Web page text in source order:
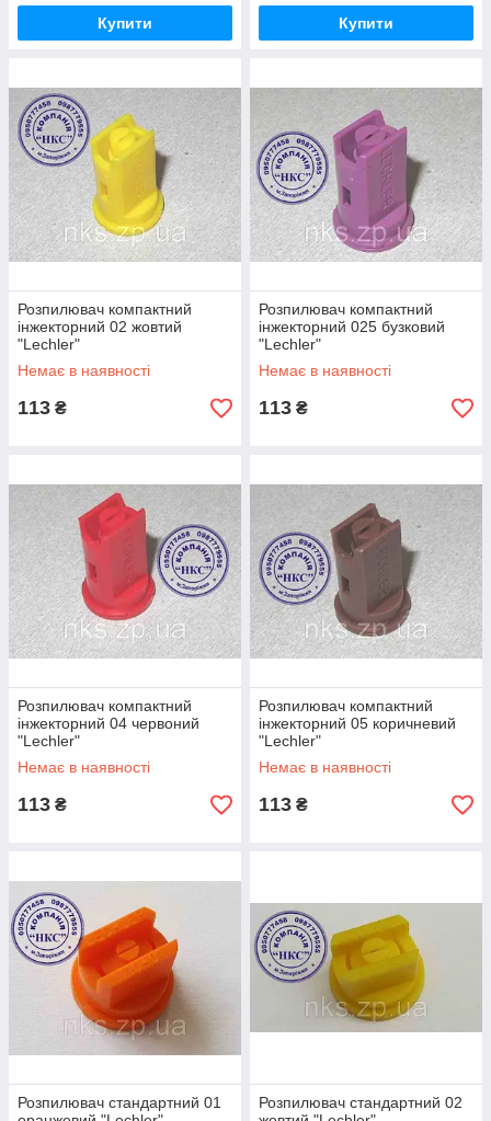
Купити Купити
Розпилювач компактний
інжекторний 02 жовтий
"Lechler"
Немає в наявності
113 ₴
Розпилювач компактний
інжекторний 025 бузковий
"Lechler"
Немає в наявності
113 ₴
Розпилювач компактний
інжекторний 04 червоний
"Lechler"
Немає в наявності
113 ₴
Розпилювач компактний
інжекторний 05 коричневий
"Lechler"
Немає в наявності
113 ₴
Розпилювач стандартний 01
Розпилювач стандартний 02